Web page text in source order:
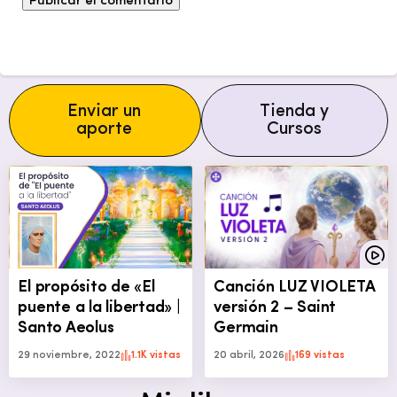
Enviar un
aporte
Tienda y
Cursos
El propósito de «El
puente a la libertad» |
Santo Aeolus
29 noviembre, 2022 1.1K vistas
Canción LUZ VIOLETA
versión 2 – Saint
Germain
20 abril, 2026 169 vistas